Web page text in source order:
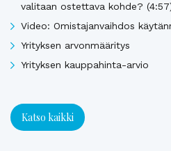
valitaan ostettava kohde?
Video: Omistajanvaihdos
Yrityksen arvonmääritys
Yrityksen kauppahinta-arvio
Katso kaikki